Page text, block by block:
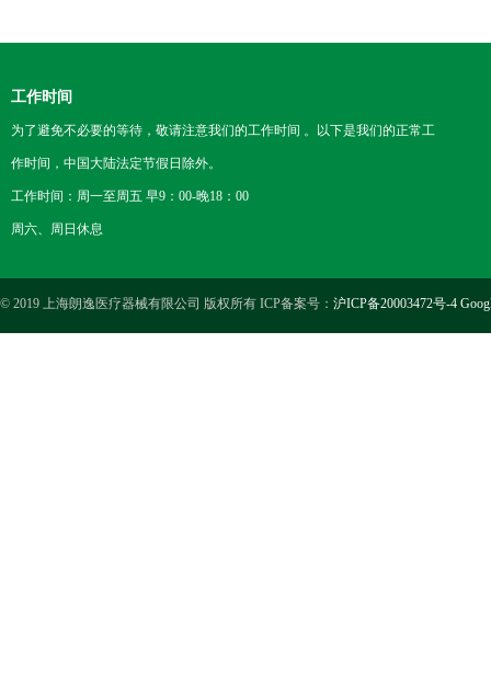
工作时间
为了避免不必要的等待，敬请注意我们的工作时间 。以下是我们的正常工
作时间，中国大陆法定节假日除外。
工作时间：周一至周五 早9：00-晚18：00
周六、周日休息
© 2019 上海朗逸医疗器械有限公司 版权所有 ICP备案号： 沪ICP备20003472号-4